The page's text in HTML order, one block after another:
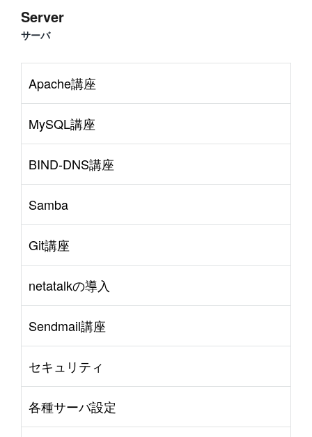
Server
サーバ
Apache講座
MySQL講座
BIND-DNS講座
Samba
Git講座
netatalkの導入
Sendmail講座
セキュリティ
各種サーバ設定